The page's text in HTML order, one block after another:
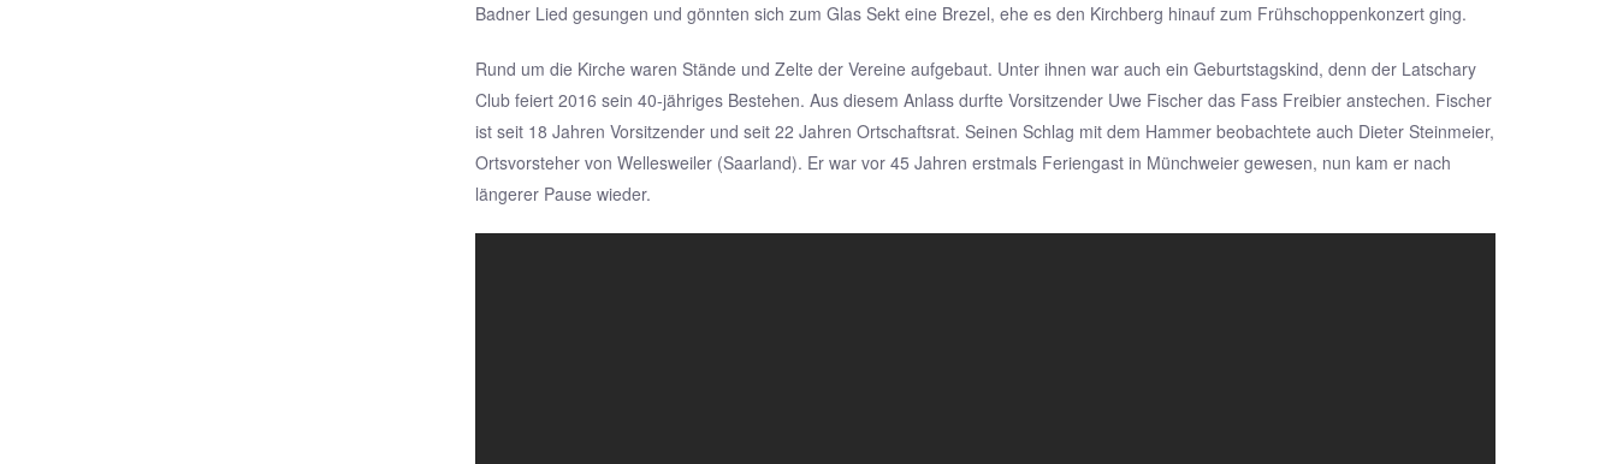
Badner Lied gesungen und gönnten sich zum Glas Sekt eine Brezel, ehe es den Kirchberg hinauf zum Frühschoppenkonzert ging.
Rund um die Kirche waren Stände und Zelte der Vereine aufgebaut. Unter ihnen war auch ein Geburtstagskind, denn der Latschary
Club feiert 2016 sein 40-jähriges Bestehen. Aus diesem Anlass durfte Vorsitzender Uwe Fischer das Fass Freibier anstechen. Fischer
ist seit 18 Jahren Vorsitzender und seit 22 Jahren Ortschaftsrat. Seinen Schlag mit dem Hammer beobachtete auch Dieter Steinmeier,
Ortsvorsteher von Wellesweiler (Saarland). Er war vor 45 Jahren erstmals Feriengast in Münchweier gewesen, nun kam er nach
längerer Pause wieder.